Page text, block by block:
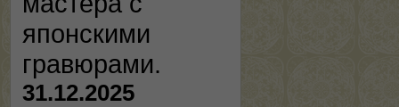
японскими
гравюрами.
31.12.2025